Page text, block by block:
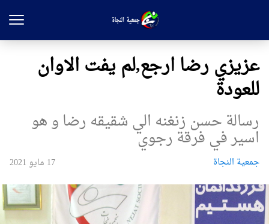
عزيزي رضا ارجع,لم يفت الاوان
للعودة
رسالة حسن زنغنه الي شقيقه رضا و هو
اسير في فرقة رجوي
جمعیة النجاة 17 مايو 2021